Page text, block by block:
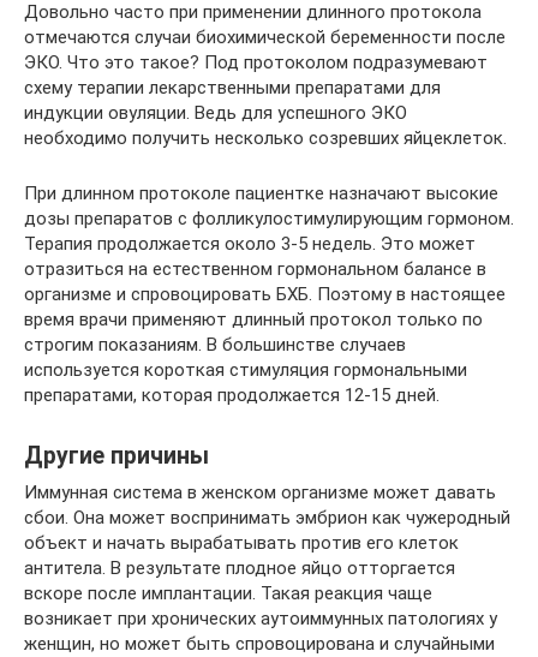
Довольно часто при применении длинного протокола
отмечаются случаи биохимической беременности после
ЭКО. Что это такое? Под протоколом подразумевают
схему терапии лекарственными препаратами для
индукции овуляции. Ведь для успешного ЭКО
необходимо получить несколько созревших яйцеклеток.
При длинном протоколе пациентке назначают высокие
дозы препаратов с фолликулостимулирующим гормоном.
Терапия продолжается около 3-5 недель. Это может
отразиться на естественном гормональном балансе в
организме и спровоцировать БХБ. Поэтому в настоящее
время врачи применяют длинный протокол только по
строгим показаниям. В большинстве случаев
используется короткая стимуляция гормональными
препаратами, которая продолжается 12-15 дней.
Другие причины
Иммунная система в женском организме может давать
сбои. Она может воспринимать эмбрион как чужеродный
объект и начать вырабатывать против его клеток
антитела. В результате плодное яйцо отторгается
вскоре после имплантации. Такая реакция чаще
возникает при хронических аутоиммунных патологиях у
женщин, но может быть спровоцирована и случайными